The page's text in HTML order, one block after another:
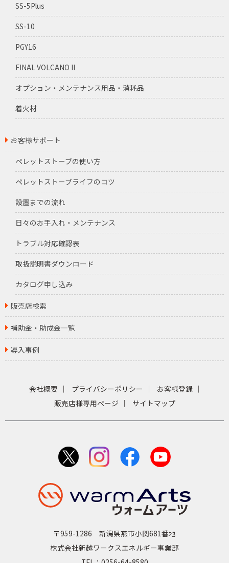
SS-5Plus
SS-10
PGY16
FINAL VOLCANO II
オプション・メンテナンス用品・消耗品
着火材
お客様サポート
ペレットストーブの使い方
ペレットストーブライフのコツ
設置までの流れ
日々のお手入れ・メンテナンス
トラブル対応確認表
取扱説明書ダウンロード
カタログ申し込み
販売店検索
補助金・助成金一覧
導入事例
会社概要 プライバシーポリシー
お客様登録
販売店様専用ページ
サイトマップ
〒959-1286 新潟県燕市小関681番地
株式会社新越ワークスエネルギー事業部